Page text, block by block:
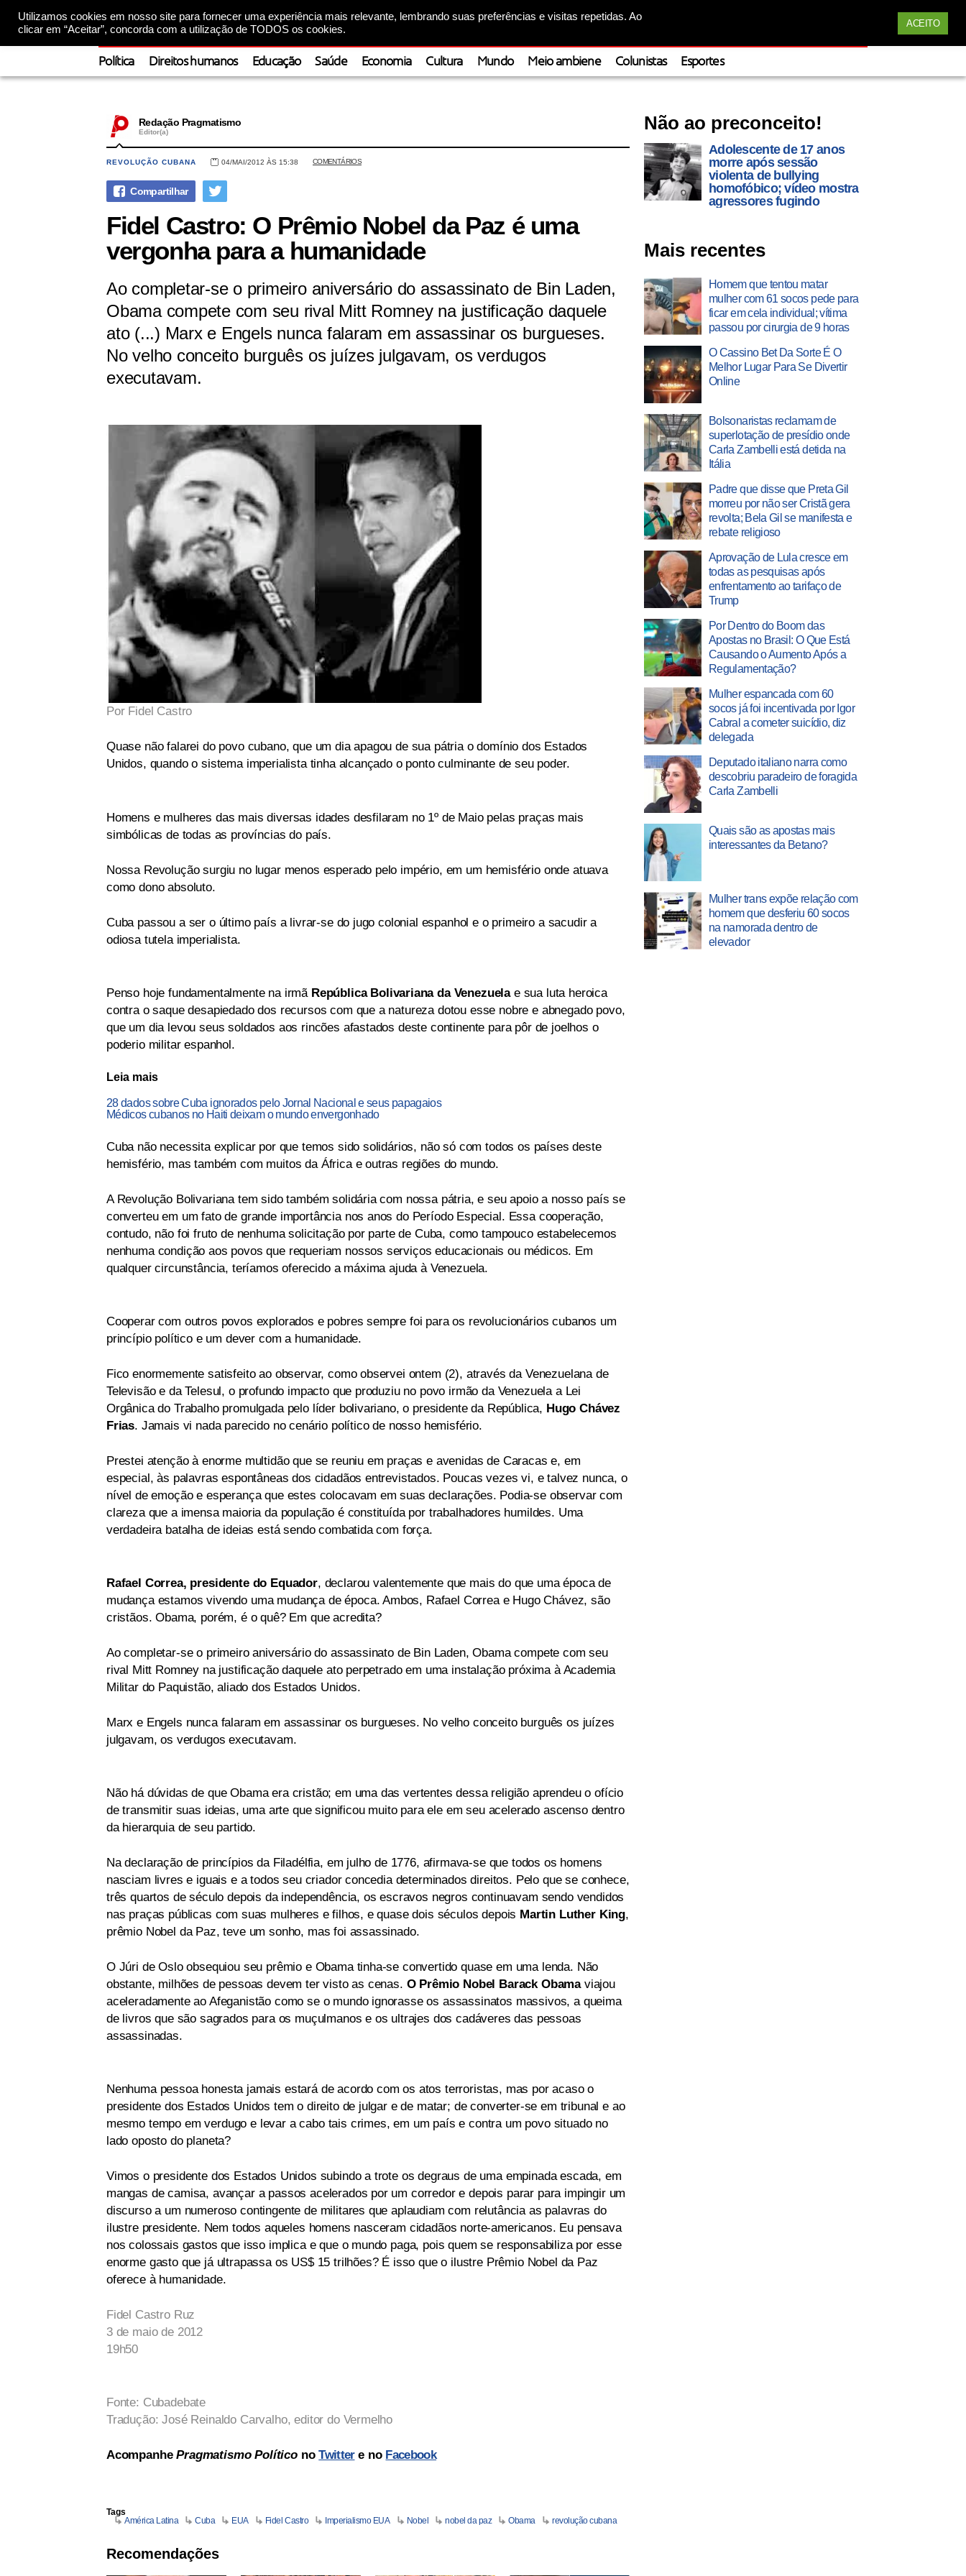
Utilizamos cookies em nosso site para fornecer uma experiência mais relevante, lembrando suas preferências e visitas repetidas. Ao
clicar em “Aceitar”, concorda com a utilização de TODOS os cookies.
ACEITO
Política Direitos humanos Educação Saúde Economia Cultura Mundo Meio ambiene Colunistas Esportes
Redação Pragmatismo
Editor(a)
REVOLUÇÃO CUBANA 04/MAI/2012 ÀS 15:38 COMENTÁRIOS
Fidel Castro: O Prêmio Nobel da Paz é uma
vergonha para a humanidade
Ao completar-se o primeiro aniversário do assassinato de Bin Laden,
Obama compete com seu rival Mitt Romney na justificação daquele
ato (...) Marx e Engels nunca falaram em assassinar os burgueses.
No velho conceito burguês os juízes julgavam, os verdugos
executavam.
Por Fidel Castro
Quase não falarei do povo cubano, que um dia apagou de sua pátria o domínio dos Estados
Unidos, quando o sistema imperialista tinha alcançado o ponto culminante de seu poder.
Homens e mulheres das mais diversas idades desfilaram no 1º de Maio pelas praças mais
simbólicas de todas as províncias do país.
Nossa Revolução surgiu no lugar menos esperado pelo império, em um hemisfério onde atuava
como dono absoluto.
Cuba passou a ser o último país a livrar-se do jugo colonial espanhol e o primeiro a sacudir a
odiosa tutela imperialista.
Penso hoje fundamentalmente na irmã República Bolivariana da Venezuelae sua luta heroica
contra o saque desapiedado dos recursos com que a natureza dotou esse nobre e abnegado povo,
que um dia levou seus soldados aos rincões afastados deste continente para pôr de joelhos o
poderio militar espanhol.
Leia mais
28 dados sobre Cuba ignorados pelo Jornal Nacional e seus papagaios
Médicos cubanos no Haiti deixam o mundo envergonhado
Cuba não necessita explicar por que temos sido solidários, não só com todos os países deste
hemisfério, mas também com muitos da África e outras regiões do mundo.
A Revolução Bolivariana tem sido também solidária com nossa pátria, e seu apoio a nosso país se
converteu em um fato de grande importância nos anos do Período Especial. Essa cooperação,
contudo, não foi fruto de nenhuma solicitação por parte de Cuba, como tampouco estabelecemos
nenhuma condição aos povos que requeriam nossos serviços educacionais ou médicos. Em
qualquer circunstância, teríamos oferecido a máxima ajuda à Venezuela.
Cooperar com outros povos explorados e pobres sempre foi para os revolucionários cubanos um
princípio político e um dever com a humanidade.
Fico enormemente satisfeito ao observar, como observei ontem (2), através da Venezuelana de
Televisão e da Telesul, o profundo impacto que produziu no povo irmão da Venezuela a Lei
Orgânica do Trabalho promulgada pelo líder bolivariano, o presidente da República, Hugo Chávez
Frias. Jamais vi nada parecido no cenário político de nosso hemisfério.
Prestei atenção à enorme multidão que se reuniu em praças e avenidas de Caracas e, em
especial, às palavras espontâneas dos cidadãos entrevistados. Poucas vezes vi, e talvez nunca, o
nível de emoção e esperança que estes colocavam em suas declarações. Podia-se observar com
clareza que a imensa maioria da população é constituída por trabalhadores humildes. Uma
verdadeira batalha de ideias está sendo combatida com força.
Rafael Correa, presidente do Equador, declarou valentemente que mais do que uma época de
mudança estamos vivendo uma mudança de época. Ambos, Rafael Correa e Hugo Chávez, são
cristãos. Obama, porém, é o quê? Em que acredita?
Ao completar-se o primeiro aniversário do assassinato de Bin Laden, Obama compete com seu
rival Mitt Romney na justificação daquele ato perpetrado em uma instalação próxima à Academia
Militar do Paquistão, aliado dos Estados Unidos.
Marx e Engels nunca falaram em assassinar os burgueses. No velho conceito burguês os juízes
julgavam, os verdugos executavam.
Não há dúvidas de que Obama era cristão; em uma das vertentes dessa religião aprendeu o ofício
de transmitir suas ideias, uma arte que significou muito para ele em seu acelerado ascenso dentro
da hierarquia de seu partido.
Na declaração de princípios da Filadélfia, em julho de 1776, afirmava-se que todos os homens
nasciam livres e iguais e a todos seu criador concedia determinados direitos. Pelo que se conhece,
três quartos de século depois da independência, os escravos negros continuavam sendo vendidos
nas praças públicas com suas mulheres e filhos, e quase dois séculos depois Martin Luther King,
prêmio Nobel da Paz, teve um sonho, mas foi assassinado.
O Júri de Oslo obsequiou seu prêmio e Obama tinha-se convertido quase em uma lenda. Não
obstante, milhões de pessoas devem ter visto as cenas. O Prêmio Nobel Barack Obamaviajou
aceleradamente ao Afeganistão como se o mundo ignorasse os assassinatos massivos, a queima
de livros que são sagrados para os muçulmanos e os ultrajes dos cadáveres das pessoas
assassinadas.
Nenhuma pessoa honesta jamais estará de acordo com os atos terroristas, mas por acaso o
presidente dos Estados Unidos tem o direito de julgar e de matar; de converter-se em tribunal e ao
mesmo tempo em verdugo e levar a cabo tais crimes, em um país e contra um povo situado no
lado oposto do planeta?
Vimos o presidente dos Estados Unidos subindo a trote os degraus de uma empinada escada, em
mangas de camisa, avançar a passos acelerados por um corredor e depois parar para impingir um
discurso a um numeroso contingente de militares que aplaudiam com relutância as palavras do
ilustre presidente. Nem todos aqueles homens nasceram cidadãos norte-americanos. Eu pensava
nos colossais gastos que isso implica e que o mundo paga, pois quem se responsabiliza por esse
enorme gasto que já ultrapassa os US$ 15 trilhões? É isso que o ilustre Prêmio Nobel da Paz
oferece à humanidade.
Fidel Castro Ruz
3 de maio de 2012
19h50
Fonte: Cubadebate
Tradução: José Reinaldo Carvalho, editor do Vermelho
AcompanhePragmatismo PolíticonoTwittere no Facebook
Tags
América Latina
Cuba EUA Fidel Castro Imperialismo EUA Nobel nobel da paz Obama revolução cubana
Recomendações
Não ao preconceito!
Adolescente de 17 anos
morre após sessão
violenta de bullying
homofóbico; vídeo mostra
agressores fugindo
Mais recentes
Homem que tentou matar
mulher com 61 socos pede para
ficar em cela individual; vítima
passou por cirurgia de 9 horas
O Cassino Bet Da Sorte É O
Melhor Lugar Para Se Divertir
Online
Bolsonaristas reclamam de
superlotação de presídio onde
Carla Zambelli está detida na
Itália
Padre que disse que Preta Gil
morreu por não ser Cristã gera
revolta; Bela Gil se manifesta e
rebate religioso
Aprovação de Lula cresce em
todas as pesquisas após
enfrentamento ao tarifaço de
Trump
Por Dentro do Boom das
Apostas no Brasil: O Que Está
Causando o Aumento Após a
Regulamentação?
Mulher espancada com 60
socos já foi incentivada por Igor
Cabral a cometer suicídio, diz
delegada
Deputado italiano narra como
descobriu paradeiro de foragida
Carla Zambelli
Quais são as apostas mais
interessantes da Betano?
Mulher trans expõe relação com
homem que desferiu 60 socos
na namorada dentro de
elevador